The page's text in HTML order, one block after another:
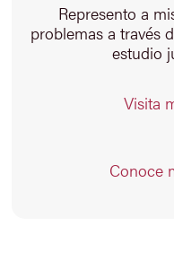
Represento a
problemas a través
estudio
Visita
Conoce